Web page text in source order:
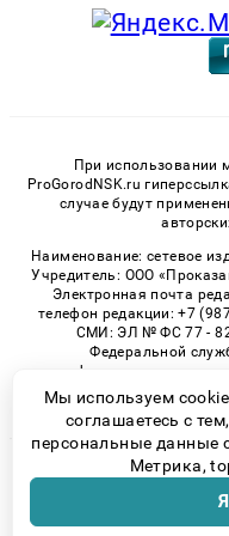
При использовании
ProGorodNSK.ru
случае будут
Наименование: сетевое
Учредитель: ООО
Электронная почта
телефон редакции: +7
СМИ: ЭЛ № ФС 77 -
Федеральной
информационных
© 2026
Политика
Мы используем
соглашаетесь с
персональные данные
Метрика,